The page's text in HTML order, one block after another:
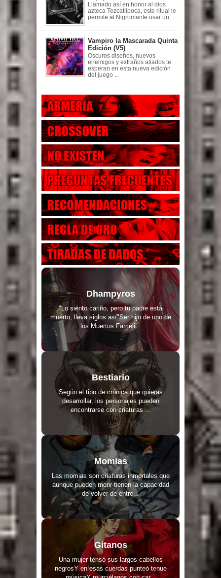
Llamado así en honor al dios
azteca Tezcatlipoca, este ritual le
permite al Nigromante usar un ...
Vampiro la Mascarada Quinta
Edición (V5)
Oscuros diseños, nuevos
enemigos y extraños aliados te
esperan en esta nueva edición
del juego ...
Dhampyros
"Lo siento cariño, pero tu padre está
muerto, lleva siglos así"Ser hijo de uno de
los Muertos Faméli...
Bestiario
Según el tipo de crónica que quieras
desarrollar, los personajes pueden
encontrarse con criaturas ...
Momias
Las momias son criaturas inmortales que
aunque pueden morir tienen la capacidad
de volver de entre...
Gitanos
Una mujer tensó sus largos cabellos
negrosY en esas cuerdas punteó tenue